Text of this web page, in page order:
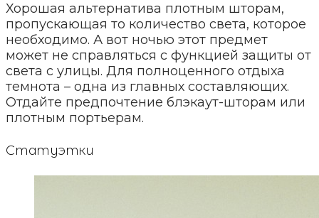
Хорошая альтернатива плотным шторам,
пропускающая то количество света, которое
необходимо. А вот ночью этот предмет
может не справляться с функцией защиты от
света с улицы. Для полноценного отдыха
темнота – одна из главных составляющих.
Отдайте предпочтение блэкаут-шторам или
плотным портьерам.
Статуэтки